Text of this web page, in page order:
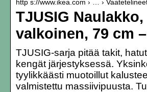
http s://www.ikea.com › … ›
TJUSIG Naulakko,
valkoinen, 79 cm
TJUSIG-sarja pitää takit,
kengät järjestyksessä.
tyylikkäästi muotoillut
valmistettu massiivipuusta.